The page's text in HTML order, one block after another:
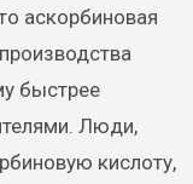
аскорбиновая
быстрее
Люди,
кислоту,